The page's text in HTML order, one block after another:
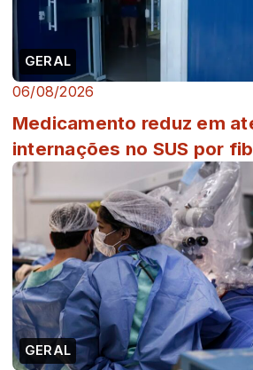
GERAL
06/08/2026
Medicamento reduz em
internações no SUS por
GERAL